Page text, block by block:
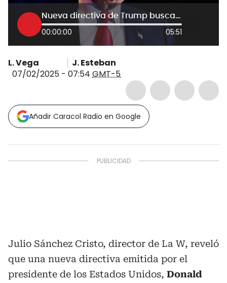
Nueva directiva de Trump buscaría concentrar lucha antidrogas en captura de grandes narcotraficantes
00:00:00 05:51
L. Vega
J. Esteban
07/02/2025 - 07:54 GMT-5
Añadir Caracol Radio en Google
Julio Sánchez Cristo, director de La W, reveló
que una nueva directiva emitida por el
presidente de los Estados Unidos, Donald